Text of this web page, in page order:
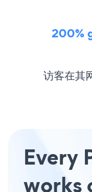
200%
访客在其
Every
works